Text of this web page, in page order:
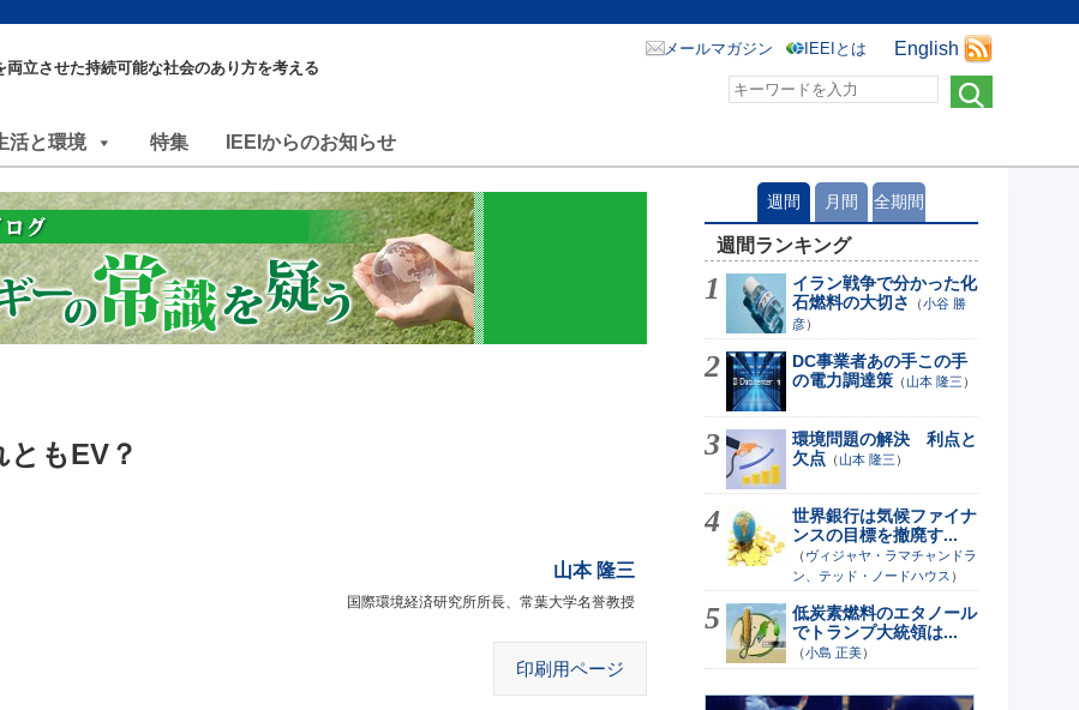
両立させた持続可能な社会のあり方を考える
English
メールマガジン IEEIとは
活と環境 特集 IEEIからのお知らせ
もEV？
山本 隆三
国際環境経済研究所所長、常葉大学名誉教授
印刷用ページ
週間 月間 全期間
週間ランキング
イラン戦争で分かった化
石燃料の大切さ
（小谷 勝
彦）
DC事業者あの手この手
の電力調達策 （山本 隆三 ）
環境問題の解決 利点と
欠点 （山本 隆三 ）
世界銀行は気候ファイナ
ンスの目標を撤廃す...
（ ヴィジャヤ・ラマチャンドラ
ン、テッド・ノードハウス ）
低炭素燃料のエタノール
でトランプ大統領は...
（小島 正美）